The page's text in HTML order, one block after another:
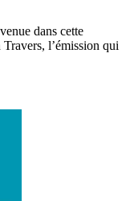
dans cette
l’émission qui